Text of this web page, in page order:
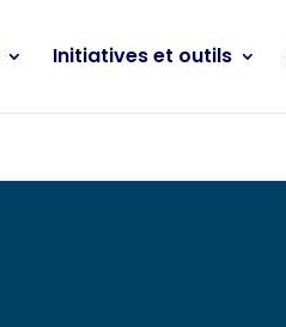
Initiatives et outils